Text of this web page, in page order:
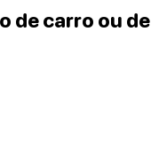
de carro ou de